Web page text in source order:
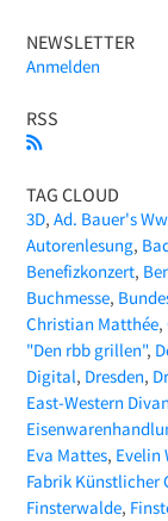
NEWSLETTER
Anmelden
RSS
TAG CLOUD
3D Ad. Bauer's
Autorenlesung
Benefizkonzert
Buchmesse
Christian Matthée
"Den rbb grillen"
Digital Dresden
East-Western
Eva Mattes Evelin
Fabrik Künstlicher
Finsterwalde